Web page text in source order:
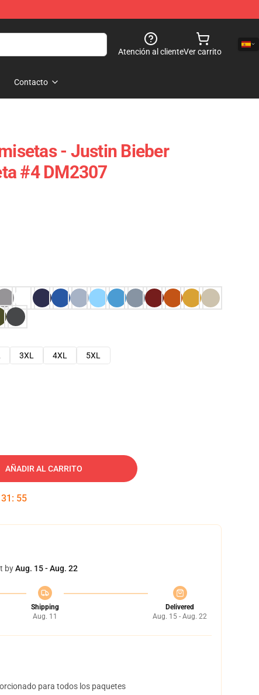
Atención al clienteVer carrito
Contacto
- Justin Bieber
#4 DM2307
3XL 4XL
5XL
AÑADIR AL CARRITO
31 : 54
byAug. 15 - Aug. 22
Shipping
Aug. 11
Delivered
Aug. 15 - Aug. 22
para todos los paquetes